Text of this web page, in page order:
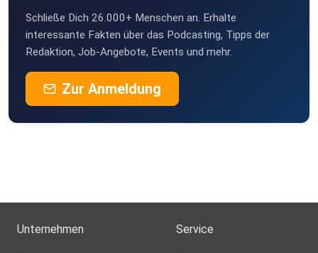
Schließe Dich 26.000+ Menschen an. Erhalte
interessante Fakten über das Podcasting, Tipps der
Redaktion, Job-Angebote, Events und mehr.
Zur Anmeldung
Unternehmen Service